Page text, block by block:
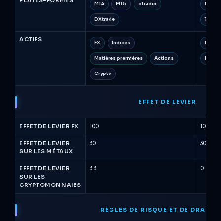
MT4 MT5 cTrader
DXtrade
MT5
ACTIFS FX Indices
Matières premières Actions
Crypto
FX
EFFET DE LEVIER
EFFET DE LEVIER FX 100 100
EFFET DE LEVIER
SUR LES MÉTAUX
30 30
EFFET DE LEVIER
SUR LES
CRYPTOMONNAIES
3.3 0
RÈGLES DE RISQUE ET DE